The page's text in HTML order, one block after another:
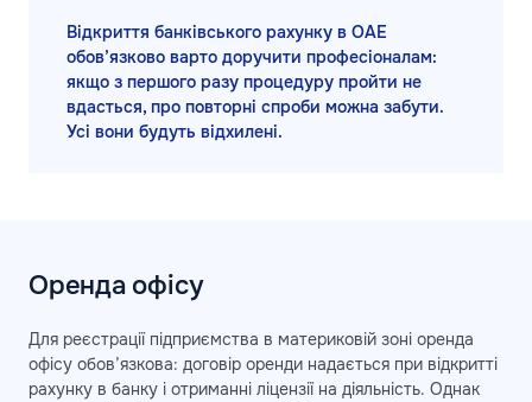
Відкриття банківського рахунку в ОАЕ
обов’язково варто доручити професіоналам:
якщо з першого разу процедуру пройти не
вдасться, про повторні спроби можна забути.
Усі вони будуть відхилені.
Оренда офісу
Для реєстрації підприємства в материковій зоні оренда
офісу обов’язкова: договір оренди надається при відкритті
рахунку в банку і отриманні ліцензії на діяльність. Однак